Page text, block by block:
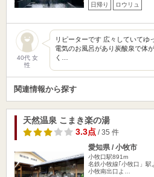
日帰り ロウリュ
40代 女
性
リピーターです 広々していてゆ
電気のお風呂があり炭酸泉で体
く…
関連情報から探す
天然温泉 こまき楽の湯
3.3点/ 35 件
愛知県 / 小牧市
小牧口駅891m
名鉄小牧線｢小牧口」
小牧南出口よ…